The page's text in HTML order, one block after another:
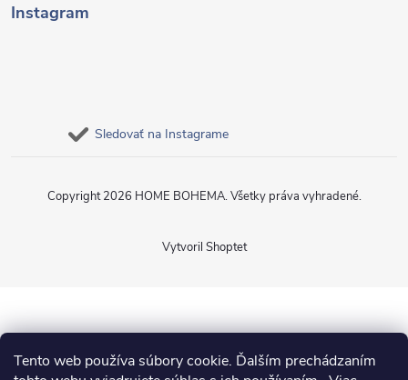
Tento web používa súbory cookie. Ďalším prechádzaním
Instagram
Sledovať na Instagrame
Vytvoril Shoptet
Copyright 2026 HOME BOHEMA. Všetky práva vyhradené.